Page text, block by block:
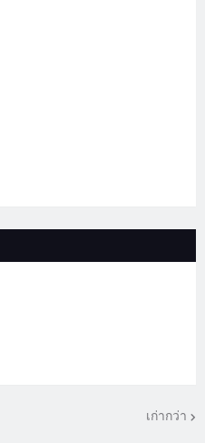
เก่ากว่า